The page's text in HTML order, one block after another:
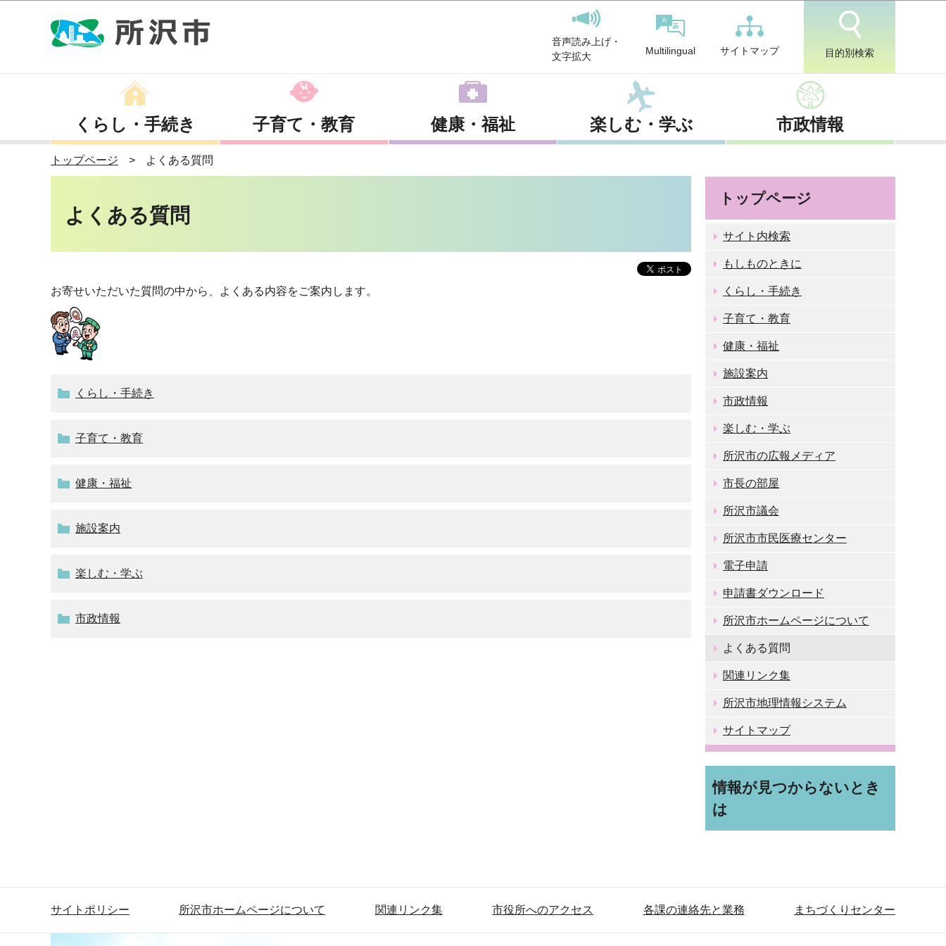
音声読み上げ・
文字拡大
Multilingual サイトマップ 目的別検索
くらし・手続き 子育て・教育 健康・福祉 楽しむ・学ぶ 市政情報
トップページ よくある質問
よくある質問
お寄せいただいた質問の中から、よくある内容をご案内します。
くらし・手続き
子育て・教育
健康・福祉
施設案内
楽しむ・学ぶ
市政情報
トップページ
サイト内検索
もしものときに
くらし・手続き
子育て・教育
健康・福祉
施設案内
市政情報
楽しむ・学ぶ
所沢市の広報メディア
市長の部屋
所沢市議会
所沢市市民医療センター
電子申請
申請書ダウンロード
所沢市ホームページについて
よくある質問
関連リンク集
所沢市地理情報システム
サイトマップ
情報が見つからないとき
は
サイトポリシー 所沢市ホームページについて 関連リンク集 市役所へのアクセス 各課の連絡先と業務 まちづくりセンター